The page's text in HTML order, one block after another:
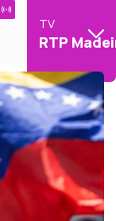
TV
RTP